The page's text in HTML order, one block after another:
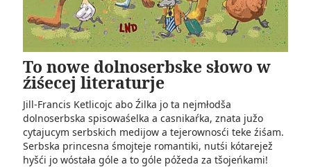
To nowe dolnoserbske słowo w
źiśecej literaturje
Jill-Francis Ketlicojc abo Źilka jo ta nejmłodša
dolnoserbska spisowaśelka a casnikaŕka, znata južo
cytajucym serbskich medijow a tejerownosći teke źiśam.
Serbska princesna śmojteje romantiki, nutśi kótarejež
hyšći jo wóstała góle a to góle póžeda za tšojeńkami!